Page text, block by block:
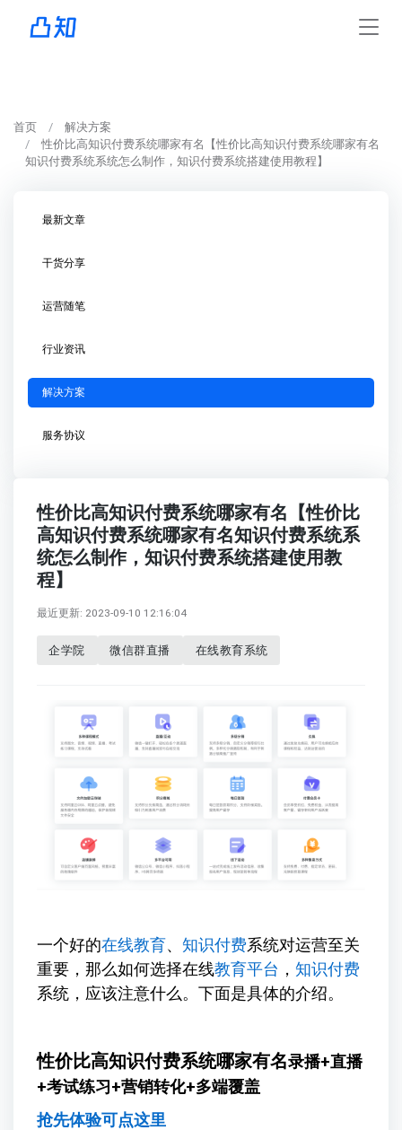
首页
解决方案
性价比高知识付费系统哪家有名【性价比高知识付费系统哪家有名
知识付费系统系统怎么制作，知识付费系统搭建使用教程】
最新文章
干货分享
运营随笔
行业资讯
解决方案
服务协议
性价比高知识付费系统哪家有名【性价比
高知识付费系统哪家有名知识付费系统系
统怎么制作，知识付费系统搭建使用教
程】
最近更新: 2023-09-10 12:16:04
企学院 微信群直播 在线教育系统
一个好的在线教育、 知识付费系统对运营至关
重要，那么如何选择在线教育平台 ， 知识付费
系统，应该注意什么。下面是具体的介绍。
性价比高知识付费系统哪家有名录播+直播
+考试练习+营销转化+多端覆盖
抢先体验可点这里